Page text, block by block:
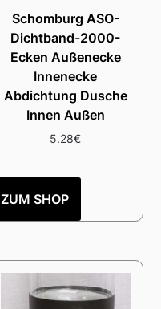
Schomburg ASO-
Dichtband-2000-
Ecken Außenecke
Innenecke
Abdichtung Dusche
Innen Außen
5.28€
ZUM SHOP